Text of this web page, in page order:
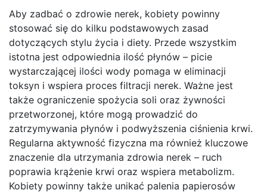
Aby zadbać o zdrowie nerek, kobiety powinny
stosować się do kilku podstawowych zasad
dotyczących stylu życia i diety. Przede wszystkim
istotna jest odpowiednia ilość płynów – picie
wystarczającej ilości wody pomaga w eliminacji
toksyn i wspiera proces filtracji nerek. Ważne jest
także ograniczenie spożycia soli oraz żywności
przetworzonej, które mogą prowadzić do
zatrzymywania płynów i podwyższenia ciśnienia krwi.
Regularna aktywność fizyczna ma również kluczowe
znaczenie dla utrzymania zdrowia nerek – ruch
poprawia krążenie krwi oraz wspiera metabolizm.
Kobiety powinny także unikać palenia papierosów